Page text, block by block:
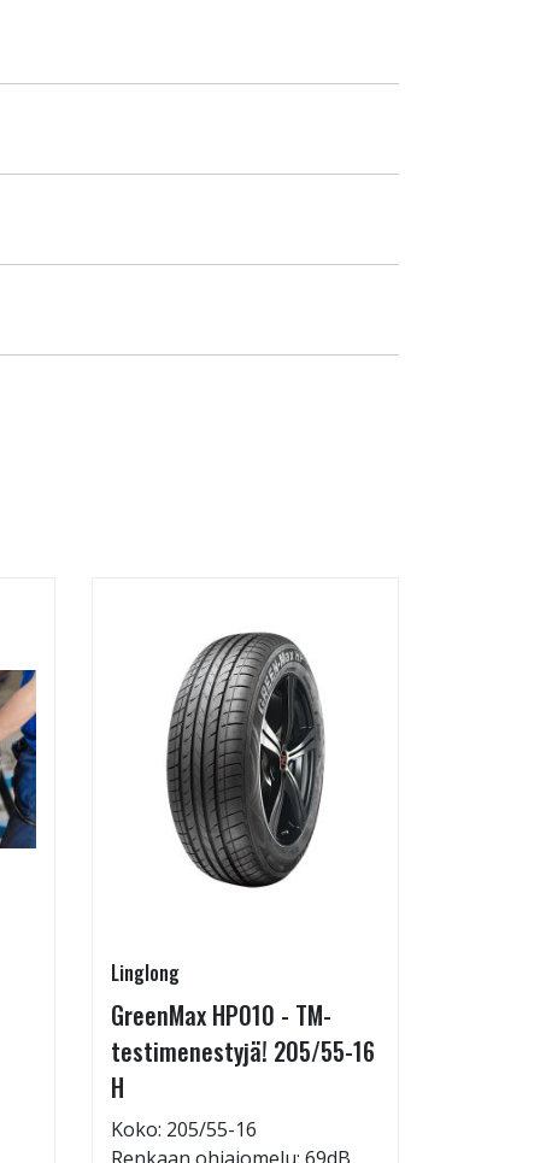
Linglong
GreenMax HP010 - TM-
testimenestyjä! 205/55-16
H
Koko: 205/55-16